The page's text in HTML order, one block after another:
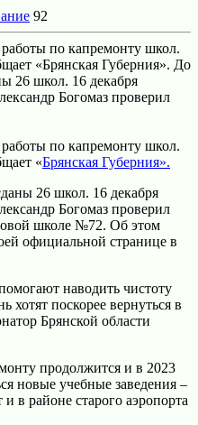
92
по капремонту школ.
«Брянская Губерния». До
26 школ. 16 декабря
Богомаз проверил
по капремонту школ.
«Брянская Губерния».
26 школ. 16 декабря
Богомаз проверил
школе №72. Об этом
официальной странице в
наводить чистоту
хотят поскорее вернуться в
Брянской области
продолжится и в 2023
новые учебные заведения –
в районе старого аэропорта